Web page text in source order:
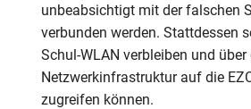
unbeabsichtigt mit der falschen
verbunden werden. Stattdessen
Schul-WLAN verbleiben und über
Netzwerkinfrastruktur auf die
zugreifen können.